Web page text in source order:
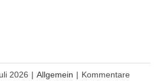
2026 | Allgemein | Kommentare